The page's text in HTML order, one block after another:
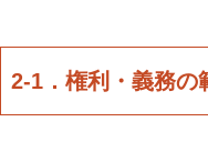
2-1．権利・義務の